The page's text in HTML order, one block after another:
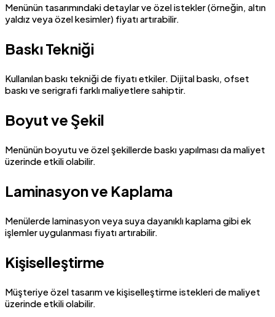
Menünün tasarımındaki detaylar ve özel istekler (örneğin, altın
yaldız veya özel kesimler) fiyatı artırabilir.
Baskı Tekniği
Kullanılan baskı tekniği de fiyatı etkiler. Dijital baskı, ofset
baskı ve serigrafi farklı maliyetlere sahiptir.
Boyut ve Şekil
Menünün boyutu ve özel şekillerde baskı yapılması da maliyet
üzerinde etkili olabilir.
Laminasyon ve Kaplama
Menülerde laminasyon veya suya dayanıklı kaplama gibi ek
işlemler uygulanması fiyatı artırabilir.
Kişiselleştirme
Müşteriye özel tasarım ve kişiselleştirme istekleri de maliyet
üzerinde etkili olabilir.